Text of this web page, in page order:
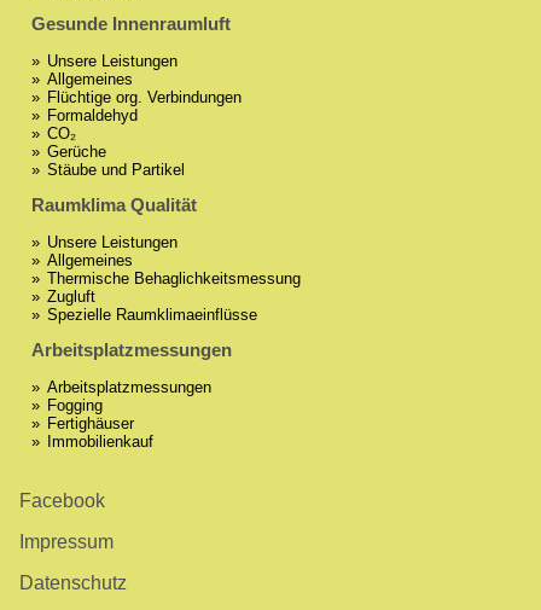
Gesunde Innenraumluft
Unsere Leistungen
Allgemeines
Flüchtige org. Verbindungen
Formaldehyd
CO₂
Gerüche
Stäube und Partikel
Raumklima Qualität
Unsere Leistungen
Allgemeines
Thermische Behaglichkeitsmessung
Zugluft
Spezielle Raumklimaeinflüsse
Arbeitsplatzmessungen
Arbeitsplatzmessungen
Fogging
Fertighäuser
Immobilienkauf
Facebook
Impressum
Datenschutz